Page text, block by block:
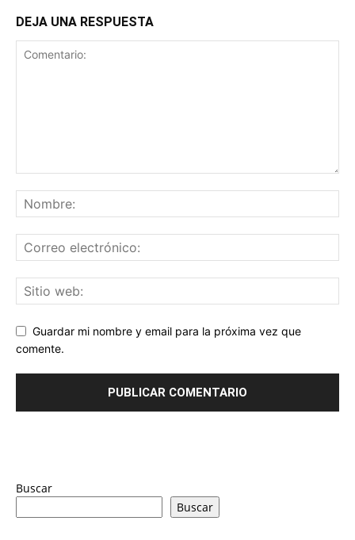
DEJA UNA RESPUESTA
Guardar mi nombre y email para la próxima vez que
comente.
Buscar
Buscar